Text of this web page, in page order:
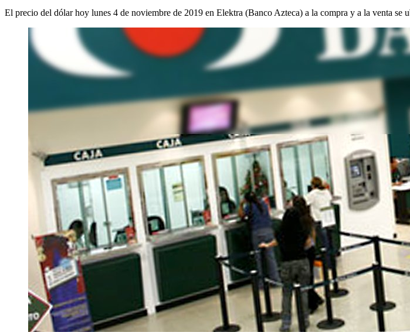
El precio del dólar hoy lunes 4 de noviembre de 2019 en Elektra (Banco Azteca) a la compra y a la venta se